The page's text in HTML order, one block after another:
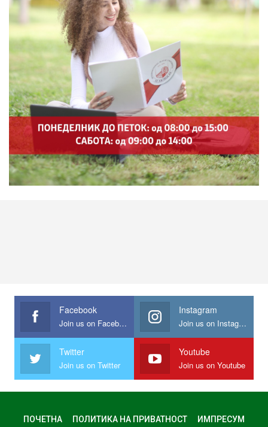
Facebook
Join us on Facebook
Instagram
Join us on Instagram
Twitter
Join us on Twitter
Youtube
Join us on Youtube
ПОЧЕТНА ПОЛИТИКА НА ПРИВАТНОСТ ИМПРЕСУМ